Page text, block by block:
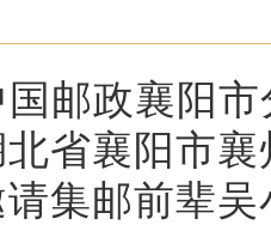
国邮政襄阳
省襄阳市
集邮前辈